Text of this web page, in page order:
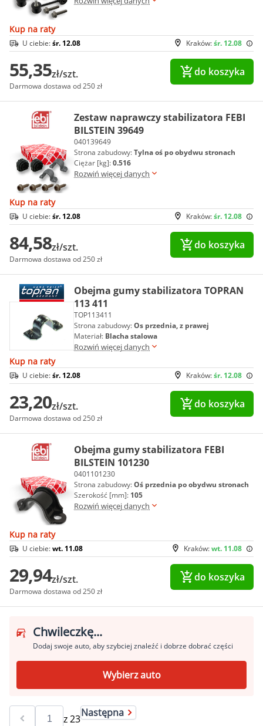
Kup na raty
Kraków:śr. 12.08
U ciebie:śr. 12.08
55,35zł/szt.
Darmowa dostawa od 250 zł
do koszyka
Zestaw naprawczy stabilizatora FEBI
BILSTEIN 39649
040139649
Strona zabudowy:Tylna oś po obydwu stronach
Ciężar [kg]:0.516
Rozwiń więcej danych
Kup na raty
Kraków:śr. 12.08
U ciebie:śr. 12.08
84,58zł/szt.
Darmowa dostawa od 250 zł
do koszyka
Obejma gumy stabilizatora TOPRAN
113 411
TOP113411
Strona zabudowy:Os przednia, z prawej
Materiał: Blacha stalowa
Rozwiń więcej danych
Kup na raty
Kraków:śr. 12.08
U ciebie:śr. 12.08
23,20zł/szt.
Darmowa dostawa od 250 zł
do koszyka
Obejma gumy stabilizatora FEBI
BILSTEIN 101230
0401101230
Strona zabudowy:Oś przednia po obydwu stronach
Szerokość [mm]: 105
Rozwiń więcej danych
Kup na raty
Kraków:wt. 11.08
U ciebie:wt. 11.08
29,94zł/szt.
Darmowa dostawa od 250 zł
do koszyka
Chwileczkę...
Dodaj swoje auto, aby szybciej znaleźć i dobrze dobrać części
Wybierz auto
z23Następna